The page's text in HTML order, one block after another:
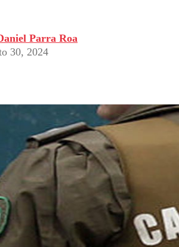
Parra Roa
30, 2024